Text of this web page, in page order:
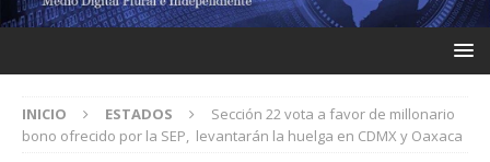
INICIO ESTADOS
Sección 22 vota a favor de millonario
bono ofrecido por la SEP, levantarán la huelga en CDMX y Oaxaca